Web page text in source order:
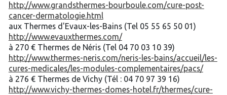
http://www.grandsthermes-bourboule.com/cure-post-
cancer-dermatologie.html
aux Thermes d'Evaux-les-Bains (Tel 05 55 65 50 01)
http://www.evauxthermes.com/
à 270 € Thermes de Néris (Tel 04 70 03 10 39)
http://www.thermes-neris.com/neris-les-bains/accueil/les-
cures-medicales/les-modules-complementaires/pacs/
à 276 € Thermes de Vichy (Tél : 04 70 97 39 16)
http://www.vichy-thermes-domes-hotel.fr/thermes/cure-